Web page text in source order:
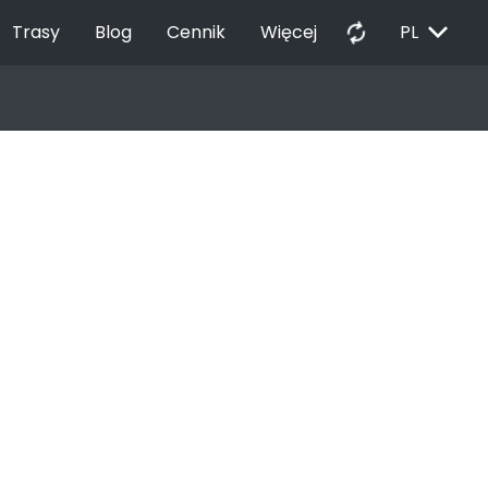
Trasy Blog Cennik Więcej autorenew PL EXPAND_MORE